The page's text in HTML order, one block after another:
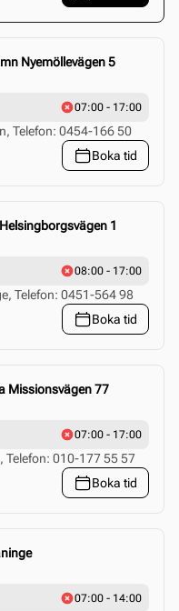
Nyemöllevägen 5
07:00 - 17:00
Telefon: 0454-166 50
Boka tid
1
08:00 - 17:00
Telefon: 0451-564 98
Boka tid
Missionsvägen 77
07:00 - 17:00
Telefon: 010-177 55 57
Boka tid
07:00 - 14:00